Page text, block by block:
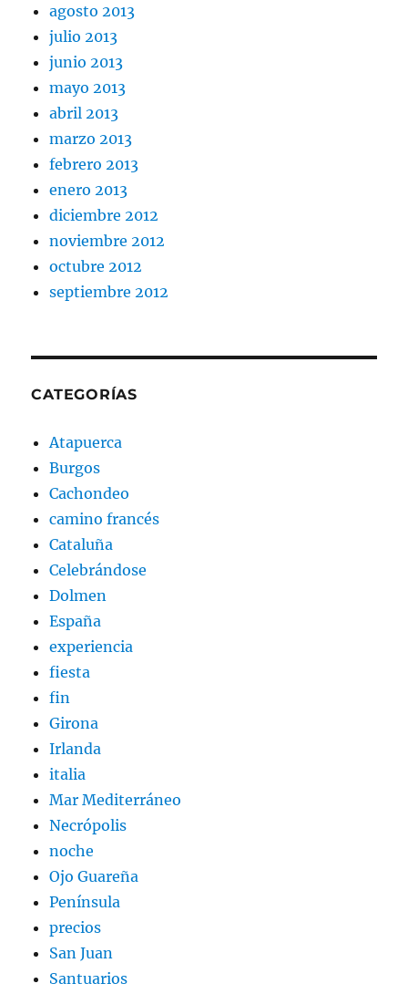
agosto 2013
julio 2013
junio 2013
mayo 2013
abril 2013
marzo 2013
febrero 2013
enero 2013
diciembre 2012
noviembre 2012
octubre 2012
septiembre 2012
CATEGORÍAS
Atapuerca
Burgos
Cachondeo
camino francés
Cataluña
Celebrándose
Dolmen
España
experiencia
fiesta
fin
Girona
Irlanda
italia
Mar Mediterráneo
Necrópolis
noche
Ojo Guareña
Península
precios
San Juan
Santuarios